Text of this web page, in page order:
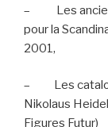
–
Les
pour la
2001,
–
Les
Nikolaus
Figures Futur)